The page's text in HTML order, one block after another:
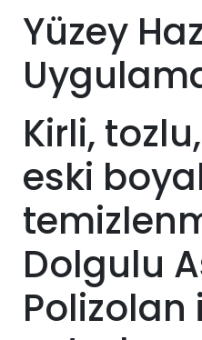
Yüzey
Kirli,
eski
Dolgulu
Polizolan